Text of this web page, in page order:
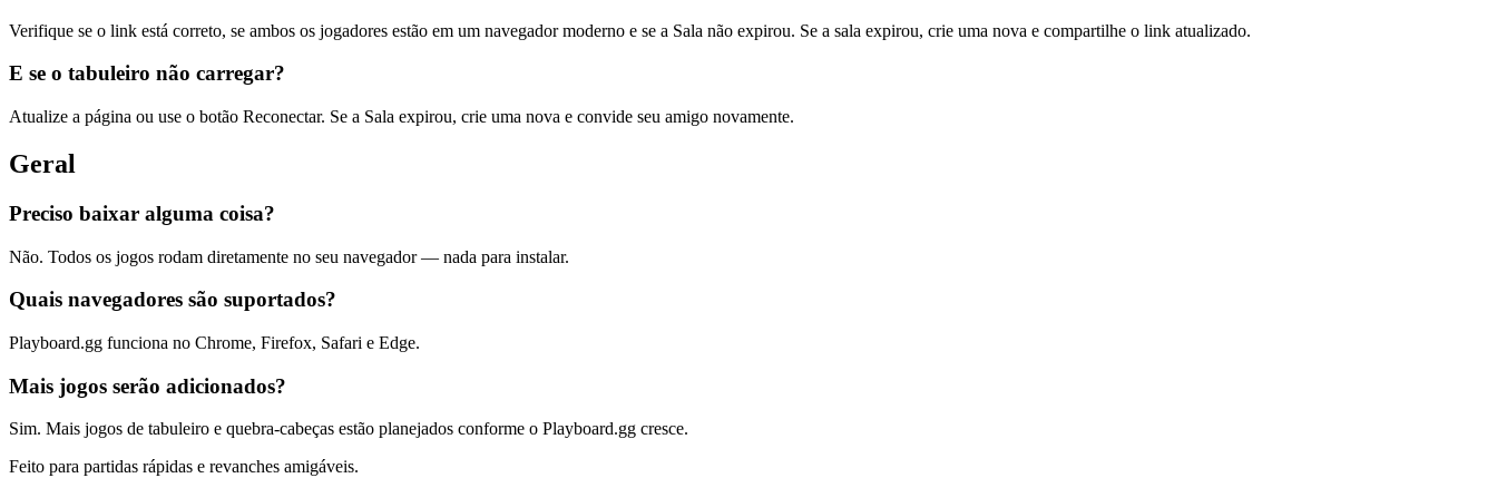
Verifique se o link está correto, se ambos os jogadores estão em um navegador moderno e se a Sala não expirou. Se a sala expirou, crie uma nova e compartilhe o link atualizado.
E se o tabuleiro não carregar?
Atualize a página ou use o botão Reconectar. Se a Sala expirou, crie uma nova e convide seu amigo novamente.
Geral
Preciso baixar alguma coisa?
Não. Todos os jogos rodam diretamente no seu navegador — nada para instalar.
Quais navegadores são suportados?
Playboard.gg funciona no Chrome, Firefox, Safari e Edge.
Mais jogos serão adicionados?
Sim. Mais jogos de tabuleiro e quebra-cabeças estão planejados conforme o Playboard.gg cresce.
Feito para partidas rápidas e revanches amigáveis.